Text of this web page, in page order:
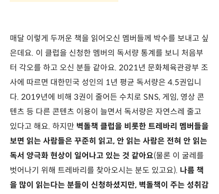
매달 이렇게 두꺼운 책을 읽어오신 멤버들께 박수를 보내고 싶
은데요. 이 클럽을 신청한 멤버의 독서량 통계를 보니 처음부
터 각오를 하고 오신 분들 같아요. 2021년 문화체육관광부 조
사에 따르면 대한민국 성인의 1년 평균 독서량은 4.5권입니
다. 2019년에 비해 3권이 줄어든 수치로 SNS, 게임, 영상 콘
텐츠 등 다른 콘텐츠 이용이 늘면서 독서량은 자연스레 줄고
있다고 해요. 하지만 벽돌책 클럽을 비롯한 트레바리 멤버들을
보면 읽는 사람들은 꾸준히 읽고, 안 읽는 사람은 전혀 안 읽는
독서 양극화 현상이 일어나고 있는 것 같아요(물론 이 굴레를
벗어나기 위해 트레바리를 찾아오시는 분도 있고요). 나름 책
을 많이 읽는다는 분들이 신청하셨지만, 벽돌책이 주는 성취감